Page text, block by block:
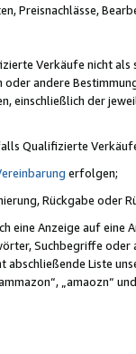
Preisnachlässe,
Verkäufe nicht
andere
einschließlich der
Qualifizierte
erfolgen;
Rückgabe oder
eine Anzeige auf
Suchbegriffe
Liste
„amaozn“